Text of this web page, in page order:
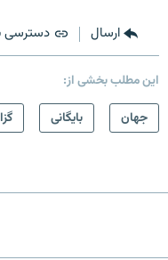
ارسال دسترسی
این مطلب بخشی از:
جهان
بایگانی